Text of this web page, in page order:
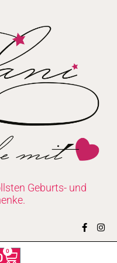
Geburts- und
F
a
c
I
n
s
0
Warenkorb